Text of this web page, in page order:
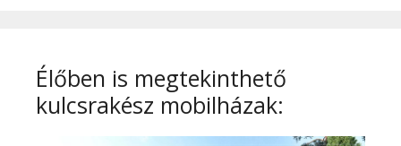
Élőben is megtekinthető
kulcsrakész mobilházak: